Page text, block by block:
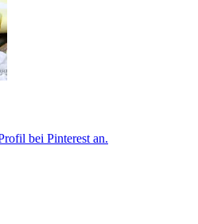
bei Pinterest an.